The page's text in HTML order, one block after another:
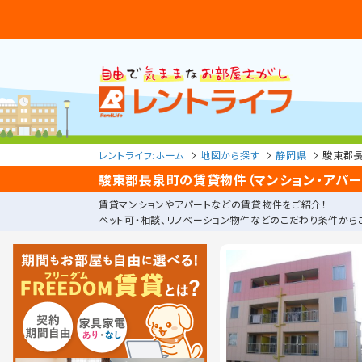
レントライフ:ホーム 地図から探す 静岡県 駿東郡
駿東郡長泉町の賃貸物件（マンション・アパー
賃貸マンションやアパートなどの賃貸物件をご紹介！
ペット可・相談、リノベーション物件などのこだわり条件か